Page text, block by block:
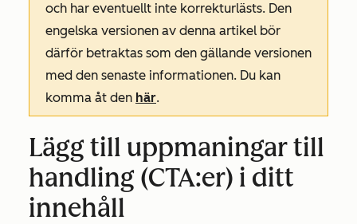
och har eventuellt inte korrekturlästs. Den
engelska versionen av denna artikel bör
därför betraktas som den gällande versionen
med den senaste informationen. Du kan
komma åt den här.
Lägg till uppmaningar till
handling (CTA:er) i ditt
innehåll